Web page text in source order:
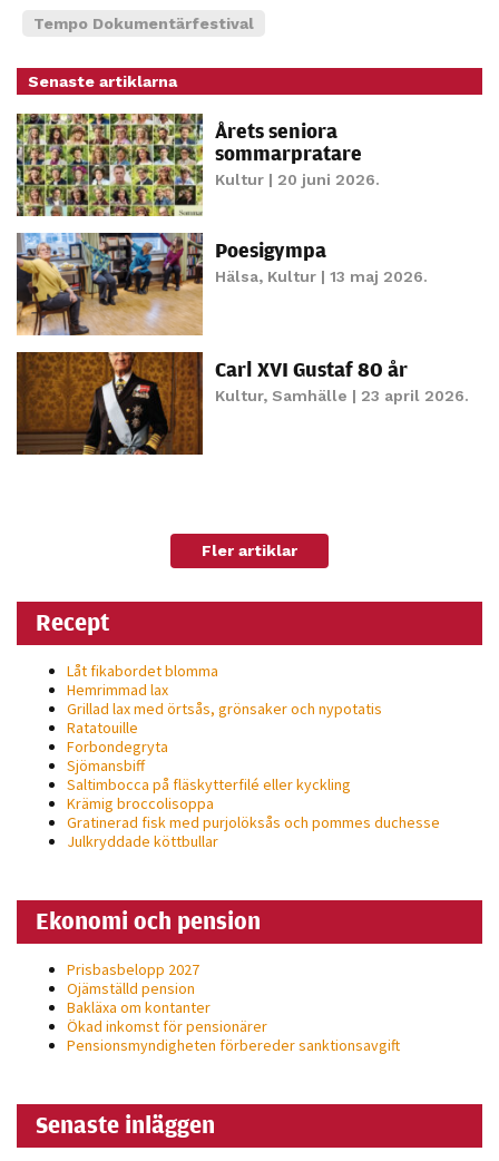
Tempo Dokumentärfestival
Senaste artiklarna
Årets seniora
sommarpratare
Kultur| 20 juni 2026.
Poesigympa
Hälsa, Kultur| 13 maj 2026.
Carl XVI Gustaf 80 år
Kultur, Samhälle | 23 april 2026.
Fler artiklar
Recept
Låt fikabordet blomma
Hemrimmad lax
Grillad lax med örtsås, grönsaker och nypotatis
Ratatouille
Forbondegryta
Sjömansbiff
Saltimbocca på fläsk­ytterfilé eller kyckling
Krämig broccolisoppa
Gratinerad fisk med purjolöksås och pommes duchesse
Julkryddade köttbullar
Ekonomi och pension
Prisbasbelopp 2027
Ojämställd pension
Bakläxa om kontanter
Ökad inkomst för pensionärer
Pensionsmyndigheten förbereder sanktionsavgift
Senaste inläggen